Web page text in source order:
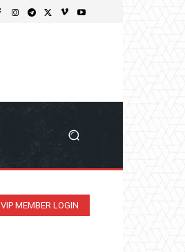
VIP MEMBER LOGIN